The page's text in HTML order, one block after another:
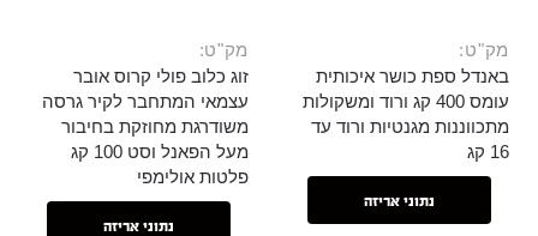
מק"ט:
באנדל ספת כושר איכותית
עומס 400 קג ורוד ומשקולות
מתכווננות מגנטיות ורוד עד
16 קג
נתוני אריזה
מק"ט:
זוג כלוב פולי קרוס אובר
עצמאי המתחבר לקיר גרסה
משודרגת מחוזקת בחיבור
מעל הפאנל וסט 100 קג
פלטות אולימפי
נתוני אריזה